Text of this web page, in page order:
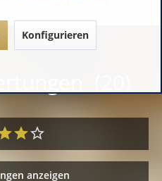
anzeigen
Konfigurieren